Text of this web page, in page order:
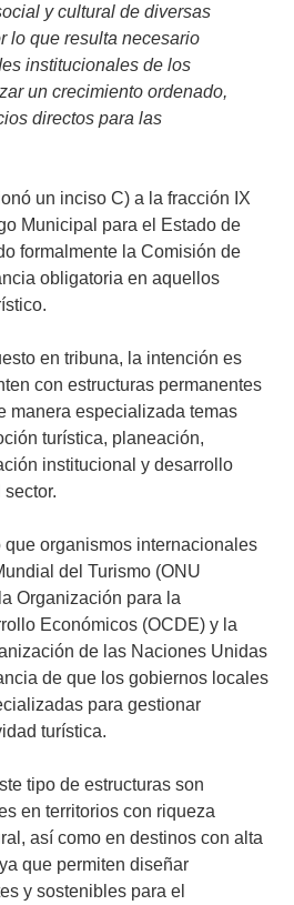
y cultural de diversas
lo que resulta necesario
institucionales de los
un crecimiento ordenado,
directos para las
un inciso C) a la fracción IX
Municipal para el Estado de
formalmente la Comisión de
obligatoria en aquellos
en tribuna, la intención es
con estructuras permanentes
manera especializada temas
turística, planeación,
institucional y desarrollo
organismos internacionales
del Turismo (ONU
Organización para la
Económicos (OCDE) y la
de las Naciones Unidas
de que los gobiernos locales
para gestionar
turística.
tipo de estructuras son
en territorios con riqueza
así como en destinos con alta
que permiten diseñar
y sostenibles para el